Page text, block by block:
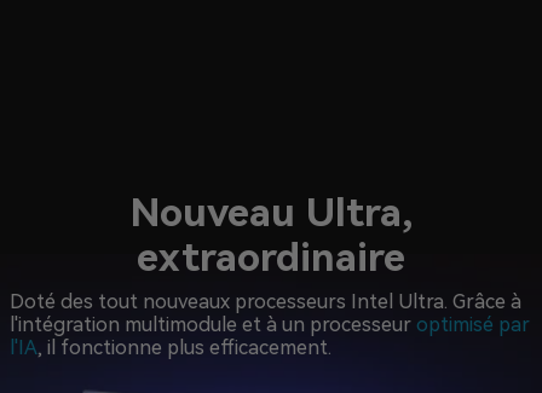
Nouveau Ultra,
extraordinaire
Doté des tout nouveaux processeurs Intel Ultra. Grâce à
l'intégration multimodule et à un processeur optimisé par
l'IA, il fonctionne plus efficacement.